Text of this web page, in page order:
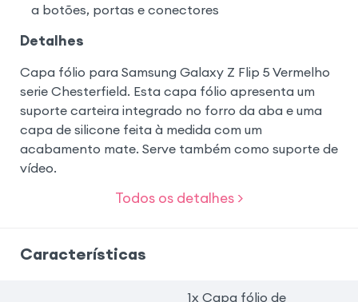
a botões, portas e conectores
Detalhes
Capa fólio para Samsung Galaxy Z Flip 5 Vermelho
serie Chesterfield. Esta capa fólio apresenta um
suporte carteira integrado no forro da aba e uma
capa de silicone feita à medida com um
acabamento mate. Serve também como suporte de
vídeo.
Todos os detalhes >
Características
1x Capa fólio de